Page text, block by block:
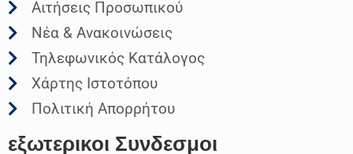
Αιτήσεις Προσωπικού
Νέα & Ανακοινώσεις
Τηλεφωνικός Κατάλογος
Χάρτης Ιστοτόπου
Πολιτική Απορρήτου
εξωτερικοι Συνδεσμοι